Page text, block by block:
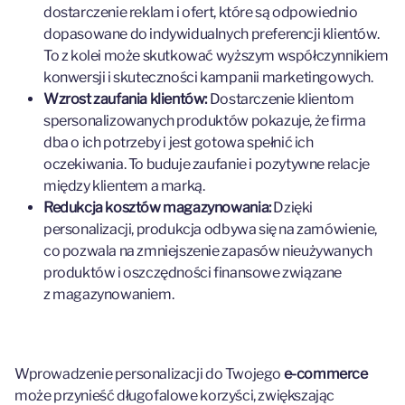
dostarczenie reklam i ofert, które są odpowiednio
dopasowane do indywidualnych preferencji klientów.
To z kolei może skutkować wyższym współczynnikiem
konwersji i skuteczności kampanii marketingowych.
Wzrost zaufania klientów:Dostarczenie klientom
spersonalizowanych produktów pokazuje, że firma
dba o ich potrzeby i jest gotowa spełnić ich
oczekiwania. To buduje zaufanie i pozytywne relacje
między klientem a marką.
Redukcja kosztów magazynowania:Dzięki
personalizacji, produkcja odbywa się na zamówienie,
co pozwala na zmniejszenie zapasów nieużywanych
produktów i oszczędności finansowe związane
z magazynowaniem.
Wprowadzenie personalizacji do Twojego e-commerce
może przynieść długofalowe korzyści, zwiększając